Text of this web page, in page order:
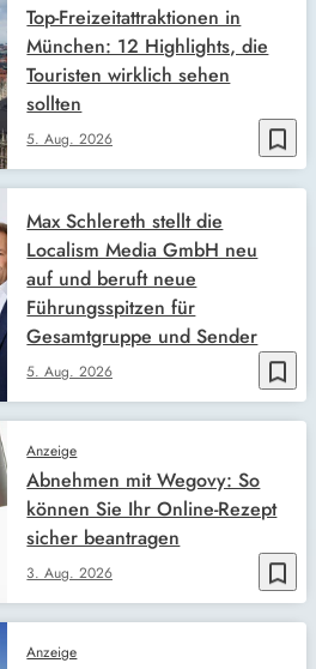
bookmark_border
5. Aug. 2026
Top-Freizeitattraktionen in
München: 12 Highlights, die
Touristen wirklich sehen
sollten
bookmark_border
5. Aug. 2026
Max Schlereth stellt die
Localism Media GmbH neu
auf und beruft neue
Führungsspitzen für
Gesamtgruppe und Sender
bookmark_border
Anzeige
3. Aug. 2026
Abnehmen mit Wegovy: So
können Sie Ihr Online-Rezept
sicher beantragen
Anzeige